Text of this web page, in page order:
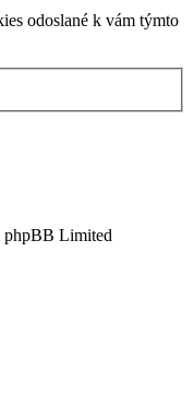
odoslané k vám týmto
Limited